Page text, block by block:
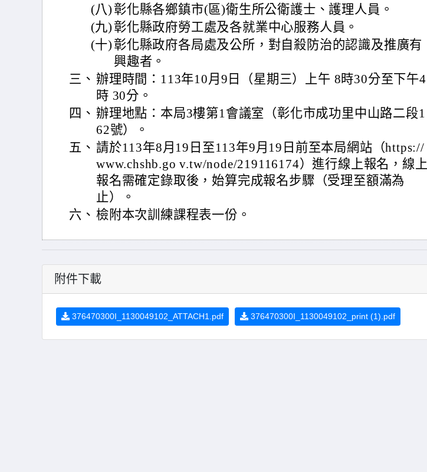
(八)彰化縣各鄉鎮市(區)衛生所公衛護士、護理人員。
(九)彰化縣政府勞工處及各就業中心服務人員。
(十)彰化縣政府各局處及公所，對自殺防治的認識及推廣有
興趣者。
三、 辦理時間：113年10月9日（星期三）上午 8時30分至下午4
時 30分。
四、 辦理地點：本局3樓第1會議室（彰化市成功里中山路二段1
62號）。
五、 請於113年8月19日至113年9月19日前至本局網站（https://
www.chshb.go v.tw/node/219116174）進行線上報名，線上
報名需確定錄取後，始算完成報名步驟（受理至額滿為
止）。
六、 檢附本次訓練課程表一份。
附件下載
376470300I_1130049102_ATTACH1.pdf 376470300I_1130049102_print (1).pdf